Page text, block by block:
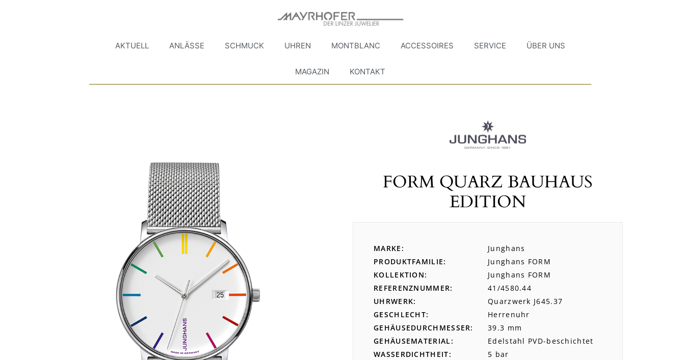
AKTUELL ANLÄSSE SCHMUCK UHREN MONTBLANC ACCESSOIRES SERVICE ÜBER UNS
MAGAZIN KONTAKT
FORM QUARZ BAUHAUS
EDITION
MARKE
Junghans
PRODUKTFAMILIE
Junghans FORM
KOLLEKTION
Junghans FORM
REFERENZNUMMER
41/4580.44
UHRWERK
Quarzwerk J645.37
GESCHLECHT
Herrenuhr
GEHÄUSEDURCHMESSER
39.3 mm
GEHÄUSEMATERIAL
Edelstahl PVD-beschichtet
WASSERDICHTHEIT
5 bar